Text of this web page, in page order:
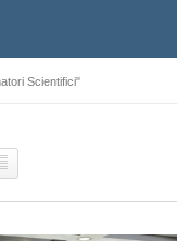
Scientifici"